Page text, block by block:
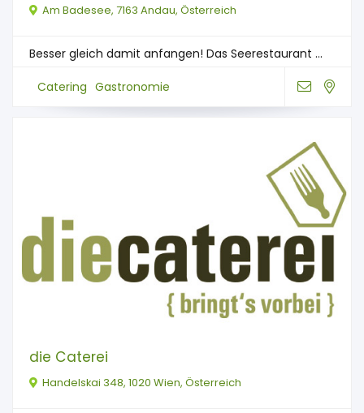
Am Badesee, 7163 Andau, Österreich
Besser gleich damit anfangen! Das Seerestaurant ...
Catering Gastronomie
die Caterei
Handelskai 348, 1020 Wien, Österreich